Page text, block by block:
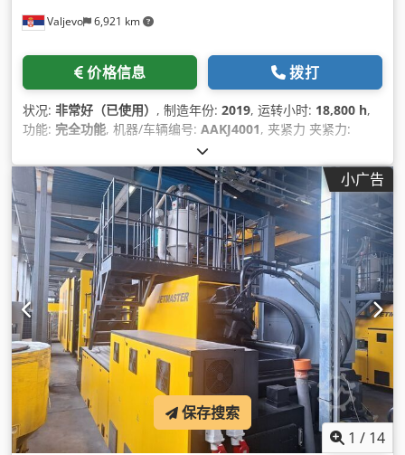
Valjevo 6,921 km
价格信息 拨打
状况: 非常好（已使用） , 制造年份: 2019, 运转小时: 18,800 h,
功能: 完全功能, 机器/车辆编号: AAKJ4001, 夹紧力 夹紧力:
110 毫米, 柱间间隙:
220 毫米, 排量:5,701 cm³, 注射压力:1,700 横杆, 注射重量:
5,244 g
, 模具高度（最小值）:500 毫米, 顶出力:350,000 N, 顶
出行程:350 毫米, 开启行程:1,300 毫米, 板长:2,610 毫米
, 板宽:
1,800 毫米, 板高度:1,800 毫米, 总长度:13,200 毫米
, 总宽度:
3,400 毫米, 总高度:3,500 毫米, 总重量:63,000 千克
, 加热能力:
55 千瓦 (74.78 马力), 压力:178 横杆, 注射次数:1, 泵功率:
204,000 瓦特, 功率:260 千瓦 (353.50 马力), 输入电流类型:三
相 , 输入频率:50 赫兹, 输入电压:400 V, 输入电流:512 A, 设备:
文档 / 手册,
小广告
1 / 14
保存搜索